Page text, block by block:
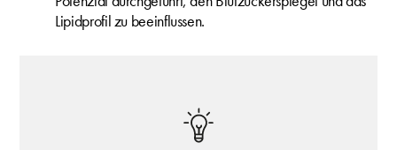
Lipidprofil zu beeinflussen.